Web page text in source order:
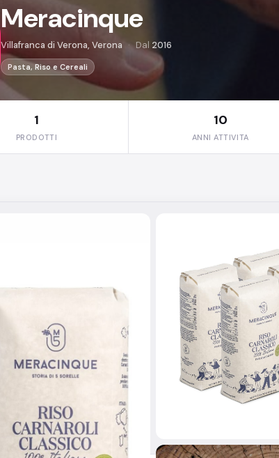
Meracinque
Villafranca di Verona, Verona Dal 2016
Pasta, Riso e Cereali
1
PRODOTTI
10
ANNI ATTIVITA